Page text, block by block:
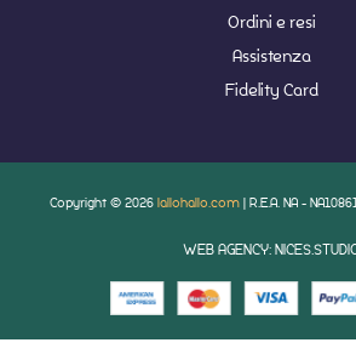
Ordini e resi
Assistenza
Fidelity Card
Copyright © 2026 lallohallo.com | R.E.A. NA -
WEB AGENCY: